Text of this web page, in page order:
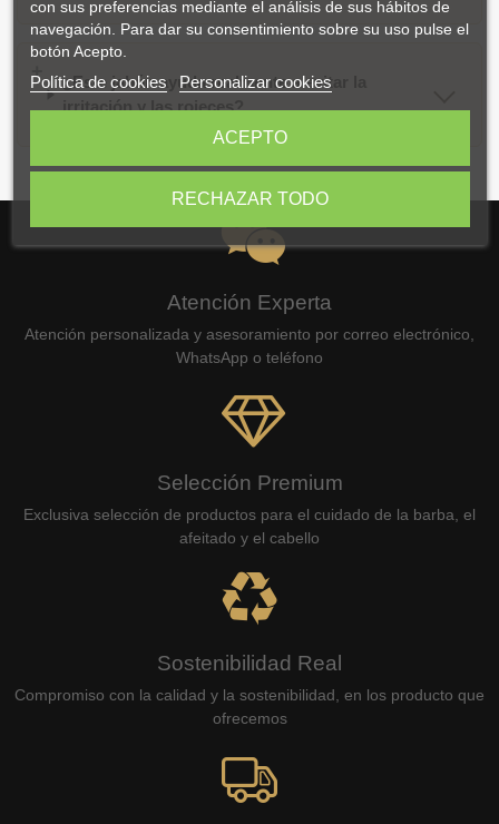
¿Este jabón ayuda realmente a evitar la
irritación y las rojeces?
con sus preferencias mediante el análisis de sus hábitos de
navegación. Para dar su consentimiento sobre su uso pulse el
botón Acepto.
Política de cookies Personalizar cookies
RECHAZAR TODO
ACEPTO
Atención Experta
Atención personalizada y asesoramiento por correo electrónico,
WhatsApp o teléfono
Selección Premium
Exclusiva selección de productos para el cuidado de la barba, el
afeitado y el cabello
Sostenibilidad Real
Compromiso con la calidad y la sostenibilidad, en los producto que
ofrecemos